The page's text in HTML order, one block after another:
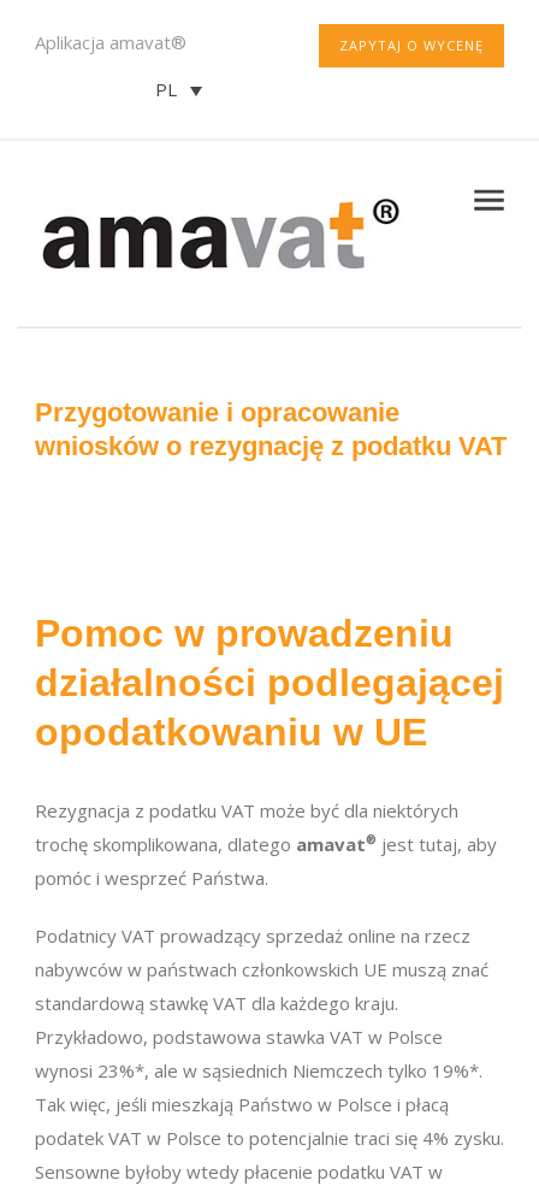
ZAPYTAJ O WYCENĘ
Aplikacja amavat®
PL
Przygotowanie i opracowanie
wniosków o rezygnację z podatku VAT
Pomoc w prowadzeniu
działalności podlegającej
opodatkowaniu w UE
Rezygnacja z podatku VAT może być dla niektórych
trochę skomplikowana, dlatego amavat® jest tutaj, aby
pomóc i wesprzeć Państwa.
Podatnicy VAT prowadzący sprzedaż online na rzecz
nabywców w państwach członkowskich UE muszą znać
standardową stawkę VAT dla każdego kraju.
Przykładowo, podstawowa stawka VAT w Polsce
wynosi 23%*, ale w sąsiednich Niemczech tylko 19%*.
Tak więc, jeśli mieszkają Państwo w Polsce i płacą
podatek VAT w Polsce to potencjalnie traci się 4% zysku.
Sensowne byłoby wtedy płacenie podatku VAT w